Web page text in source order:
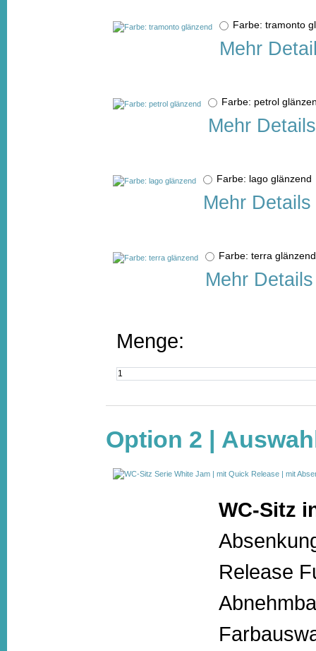
Farbe: tramonto
Mehr
Farbe: petrol
Mehr
Farbe: lago
Mehr
Farbe: terra
Mehr
Menge:
Option 2 |
WC-Sitz
Release